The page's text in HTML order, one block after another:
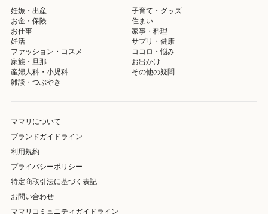
妊娠・出産
子育て・グッズ
お金・保険
住まい
お仕事
家事・料理
妊活
サプリ・健康
ファッション・コスメ
ココロ・悩み
家族・旦那
お出かけ
産婦人科・小児科
その他の疑問
雑談・つぶやき
ママリについて
ブランドガイドライン
利用規約
プライバシーポリシー
特定商取引法に基づく表記
お問い合わせ
ママリコミュニティガイドライン